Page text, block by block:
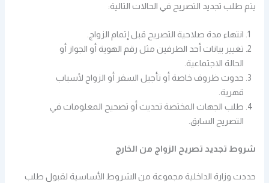
يتم طلب تجديد التصريح في الحالات التالية:
انتهاء مدة صلاحية التصريح قبل إتمام الزواج.
تغيير بيانات أحد الطرفين مثل رقم الهوية أو الجواز أو
الحالة الاجتماعية.
حدوث ظروف خاصة أو تأجيل السفر أو الزواج لأسباب
قهرية.
طلب الجهات المختصة تحديث أو تصحيح المعلومات في
التصريح السابق.
شروط تجديد تصريح الزواج من الخارج
حددت وزارة الداخلية مجموعة من الشروط الأساسية لقبول طلب